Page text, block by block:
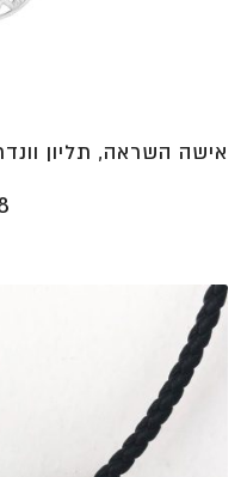
אישה השראה, תליון